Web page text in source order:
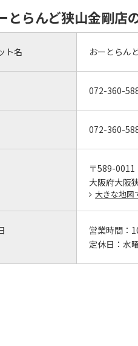
とらんど狭山金剛店
ト名 おーとらん
072-360-
072-360-
〒589-0011
大阪府大阪
大きな地図
営業時間：
定休日： 水